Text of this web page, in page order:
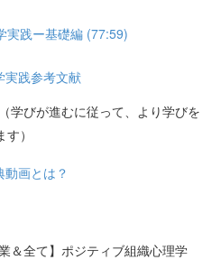
実践ー基礎編 (77:59)
実践参考文献
学びが進むに従って、より学びを
）
画とは？
＆全て】ポジティブ組織心理学